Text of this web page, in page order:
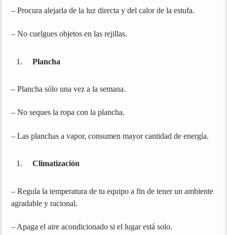
– Procura alejarla de la luz directa y del calor de la estufa.
– No cuelgues objetos en las rejillas.
Plancha
– Plancha sólo una vez a la semana.
– No seques la ropa con la plancha.
– Las planchas a vapor, consumen mayor cantidad de energía.
Climatización
– Regula la temperatura de tu equipo a fin de tener un ambiente
agradable y racional.
– Apaga el aire acondicionado si el lugar está solo.